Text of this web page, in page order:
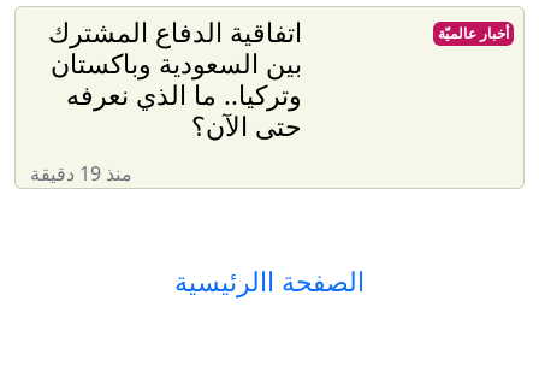
اتفاقية الدفاع المشترك
بين السعودية وباكستان
وتركيا.. ما الذي نعرفه
حتى الآن؟
منذ 19 دقيقة
أخبار عالميّة
الصفحة االرئيسية